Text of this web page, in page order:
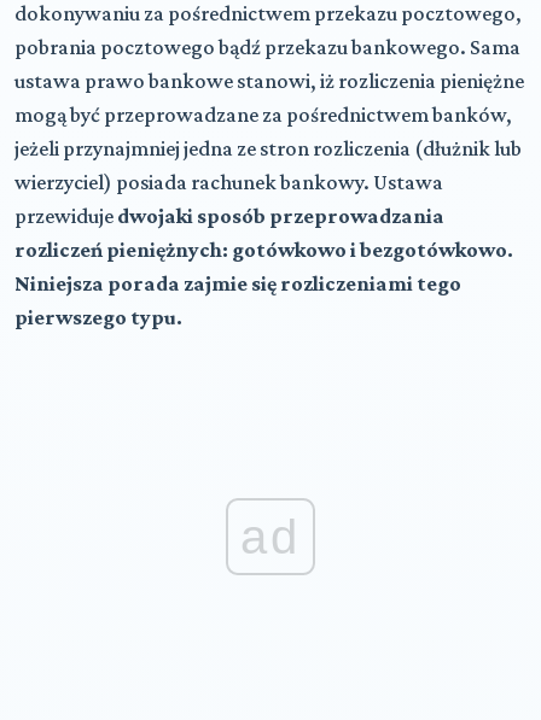
dokonywaniu za pośrednictwem przekazu pocztowego,
pobrania pocztowego bądź przekazu bankowego. Sama
ustawa prawo bankowe stanowi, iż rozliczenia pieniężne
mogą być przeprowadzane za pośrednictwem banków,
jeżeli przynajmniej jedna ze stron rozliczenia (dłużnik lub
wierzyciel) posiada rachunek bankowy. Ustawa
przewiduje dwojaki sposób przeprowadzania
rozliczeń pieniężnych: gotówkowo i bezgotówkowo.
Niniejsza porada zajmie się rozliczeniami tego
pierwszego typu.
ad